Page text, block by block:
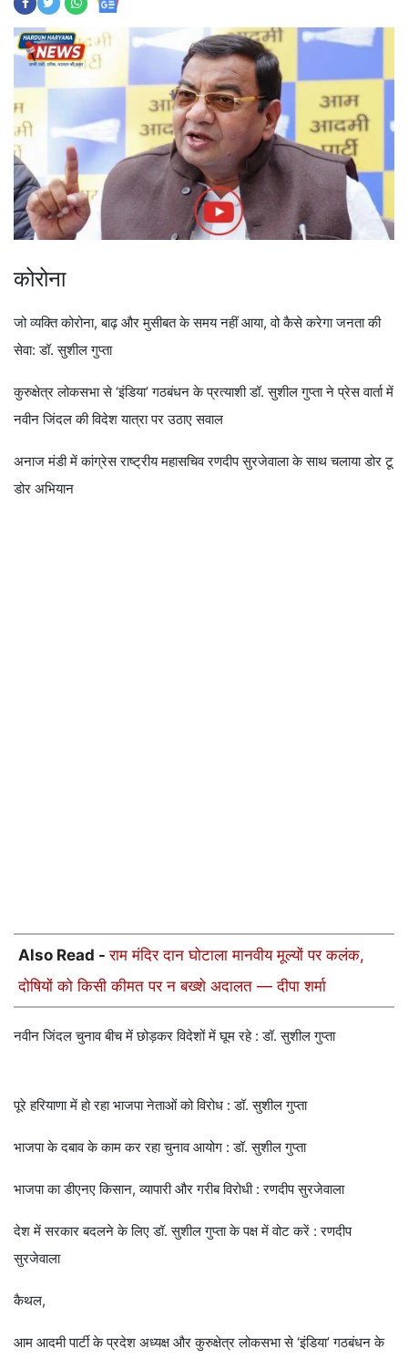
कोरोना
जो व्यक्ति कोरोना, बाढ़ और मुसीबत के समय नहीं आया, वो कैसे करेगा जनता की
सेवा: डॉ. सुशील गुप्ता
कुरुक्षेत्र लोकसभा से ‘इंडिया’ गठबंधन के प्रत्याशी डॉ. सुशील गुप्ता ने प्रेस वार्ता में
नवीन जिंदल की विदेश यात्रा पर उठाए सवाल
अनाज मंडी में कांग्रेस राष्ट्रीय महासचिव रणदीप सुरजेवाला के साथ चलाया डोर टू
डोर अभियान
Also Read -राम मंदिर दान घोटाला मानवीय मूल्यों पर कलंक,
दोषियों को किसी कीमत पर न बख्शे अदालत — दीपा शर्मा
नवीन जिंदल चुनाव बीच में छोड़कर विदेशों में घूम रहे : डॉ. सुशील गुप्ता
पूरे हरियाणा में हो रहा भाजपा नेताओं को विरोध : डॉ. सुशील गुप्ता
भाजपा के दबाव के काम कर रहा चुनाव आयोग : डॉ. सुशील गुप्ता
भाजपा का डीएनए किसान, व्यापारी और गरीब विरोधी : रणदीप सुरजेवाला
देश में सरकार बदलने के लिए डॉ. सुशील गुप्ता के पक्ष में वोट करें : रणदीप
सुरजेवाला
कैथल,
आम आदमी पार्टी के प्रदेश अध्यक्ष और कुरुक्षेत्र लोकसभा से ‘इंडिया’ गठबंधन के